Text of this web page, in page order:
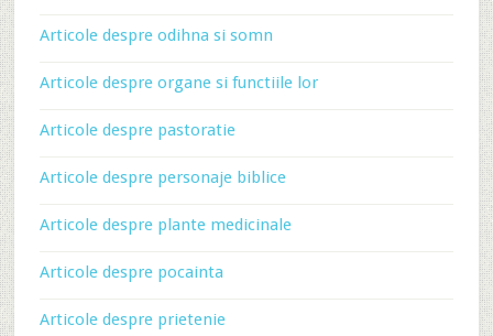
Articole despre odihna si somn
Articole despre organe si functiile lor
Articole despre pastoratie
Articole despre personaje biblice
Articole despre plante medicinale
Articole despre pocainta
Articole despre prietenie